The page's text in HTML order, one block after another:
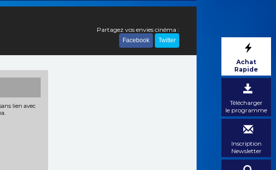
Achat
Rapide
Télécharger
le programme
Inscription
Newsletter
Partagez vos envies cinéma :
Facebook Twitter
lien avec